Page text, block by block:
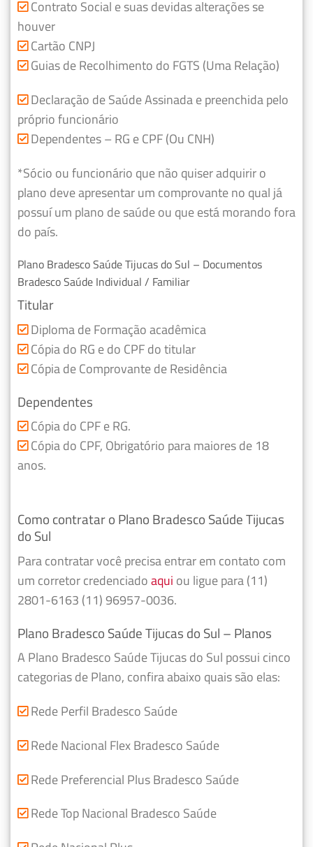
Contrato Social e suas devidas alterações se
houver
Cartão CNPJ
Guias de Recolhimento do FGTS (Uma Relação)
Declaração de Saúde Assinada e preenchida pelo
próprio funcionário
Dependentes – RG e CPF (Ou CNH)
*Sócio ou funcionário que não quiser adquirir o
plano deve apresentar um comprovante no qual já
possuí um plano de saúde ou que está morando fora
do país.
Plano Bradesco Saúde Tijucas do Sul – Documentos
Bradesco Saúde Individual / Familiar
Titular
Diploma de Formação acadêmica
Cópia do RG e do CPF do titular
Cópia de Comprovante de Residência
Dependentes
Cópia do CPF e RG.
Cópia do CPF, Obrigatório para maiores de 18
anos.
Como contratar o Plano Bradesco Saúde Tijucas
do Sul
Para contratar você precisa entrar em contato com
um corretor credenciadoaqui ou ligue para (11)
2801-6163 (11) 96957-0036.
Plano Bradesco Saúde Tijucas do Sul – Planos
A Plano Bradesco Saúde Tijucas do Sul possui cinco
categorias de Plano, confira abaixo quais são elas:
Rede Perfil Bradesco Saúde
Rede Nacional Flex Bradesco Saúde
Rede Preferencial Plus Bradesco Saúde
Rede Top Nacional Bradesco Saúde